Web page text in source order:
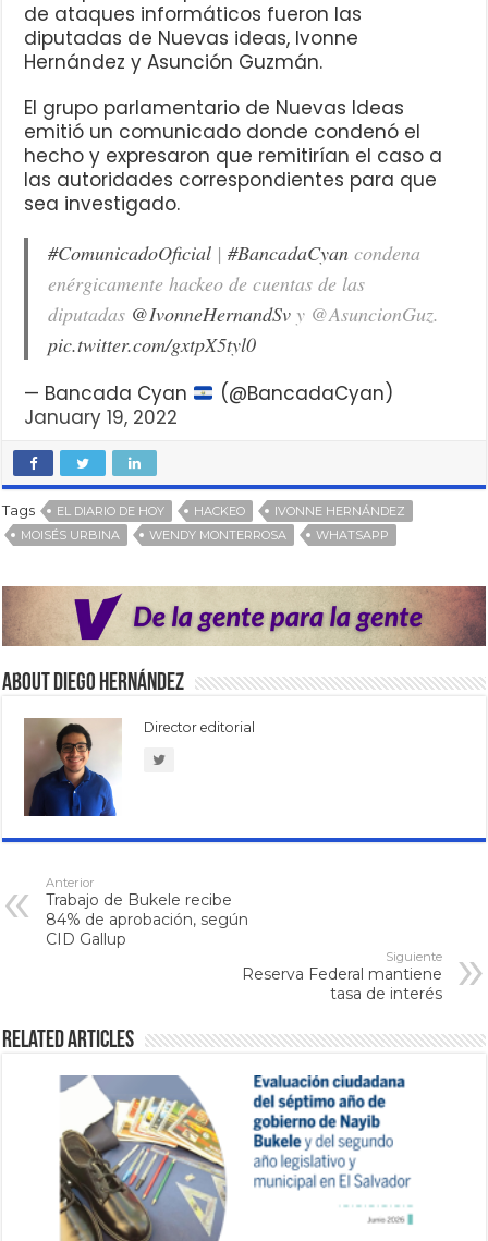
de ataques informáticos fueron las
diputadas de Nuevas ideas, Ivonne
Hernández y Asunción Guzmán.
El grupo parlamentario de Nuevas Ideas
emitió un comunicado donde condenó el
hecho y expresaron que remitirían el caso a
las autoridades correspondientes para que
sea investigado.
#ComunicadoOficial |#BancadaCyan condena
enérgicamente hackeo de cuentas de las
diputadas @IvonneHernandSv y @AsuncionGuz.
pic.twitter.com/gxtpX5tyl0
— Bancada Cyan
(@BancadaCyan)
January 19, 2022
Tags EL DIARIO DE HOY HACKEO
IVONNE HERNÁNDEZ
MOISÉS URBINA
WENDY MONTERROSA WHATSAPP
About Diego Hernández
Director editorial
Anterior
Trabajo de Bukele recibe
84% de aprobación, según
CID Gallup
Siguiente
Reserva Federal mantiene
tasa de interés
Related Articles